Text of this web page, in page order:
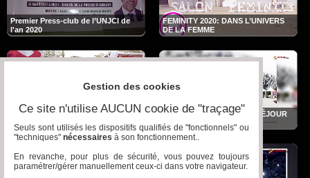
Premier Press-club de l’UNJCI de
l'an 2020
FEMINITY 2020: DANS L’UNIVERS
DE LA FEMME
Réactions des exposants au salon
FEMINITY 2020
CAHIER DE ROUTE D'UN SÉJOUR
EN CHINE
Gestion des cookies
Ce site n'utilise AUCUN cookie de "traçage"
Seuls sont utilisés les dispositifs qualifiés de "fonctionnels" ou
"techniques" nécessaires à son fonctionnement..
En revanche, pour plus de sécurité, vous pouvez toujours
paramétrer/gérer manuellement ceux-ci dans votre navigateur.